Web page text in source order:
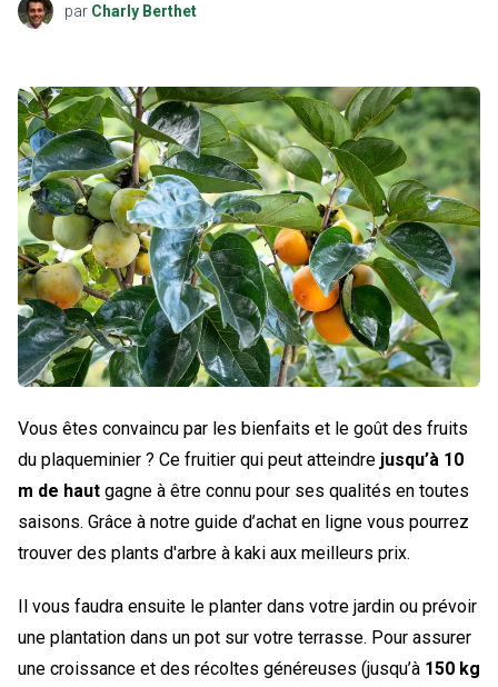
par Charly Berthet
Vous êtes convaincu par les bienfaits et le goût des fruits
du plaqueminier ? Ce fruitier qui peut atteindre jusqu’à 10
m de haut gagne à être connu pour ses qualités en toutes
saisons. Grâce à notre guide d’achat en ligne vous pourrez
trouver des plants d'arbre à kaki aux meilleurs prix.
Il vous faudra ensuite le planter dans votre jardin ou prévoir
une plantation dans un pot sur votre terrasse. Pour assurer
une croissance et des récoltes généreuses (jusqu’à 150 kg